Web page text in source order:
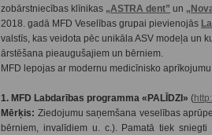
zobārstniecības klīnikas „ASTRA dent” un
2018. gadā MFD Veselības grupai pievienojās
valstīs, kas veidota pēc unikāla ASV modeļa un
ārstēšana pieaugušajiem un bērniem.
MFD lepojas ar modernu medicīnisko
1. MFD Labdarības programma «PALĪDZI» (
Mērķis: Ziedojumu saņemšana veselības
bērniem, invalīdiem u. c.). Pamatā tiek